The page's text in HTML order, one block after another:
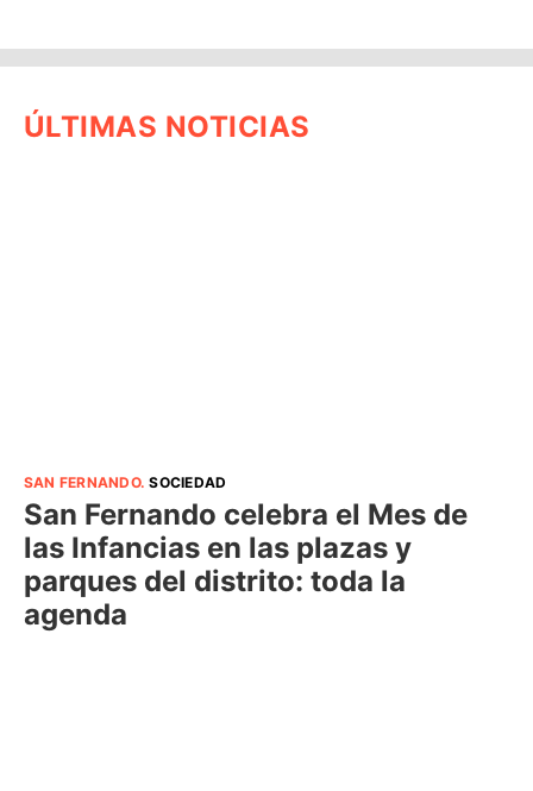
ÚLTIMAS NOTICIAS
SAN FERNANDO.SOCIEDAD
San Fernando celebra el Mes de
las Infancias en las plazas y
parques del distrito: toda la
agenda